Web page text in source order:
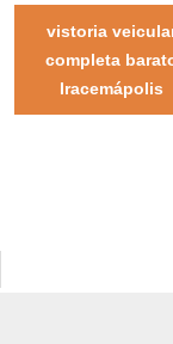
vistoria
completa
Iracemápolis